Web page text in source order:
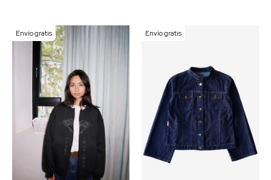
Envío gratis Envío gratis